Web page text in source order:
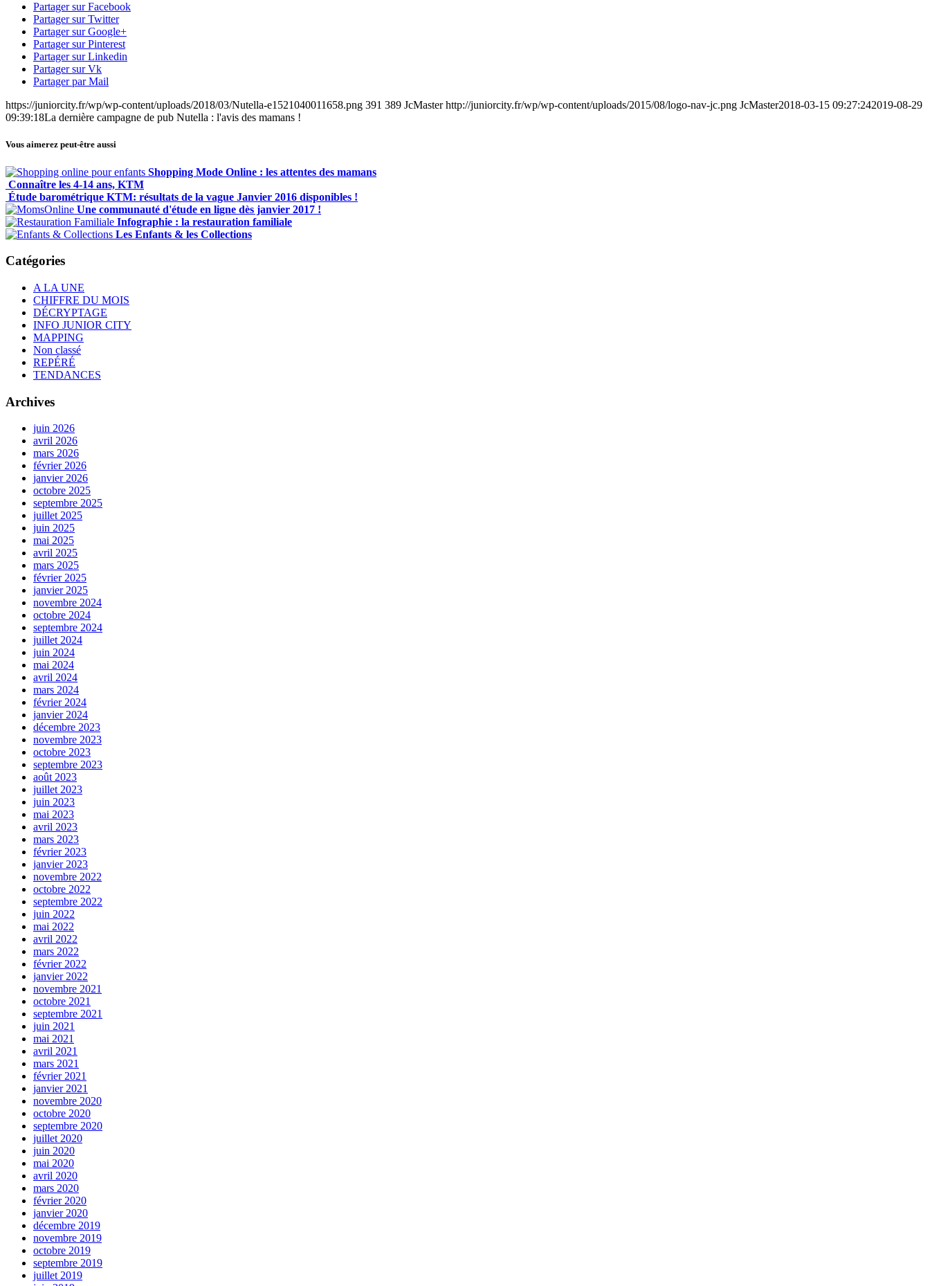
Partager sur Facebook
Partager sur Twitter
Partager sur Google+
Partager sur Pinterest
Partager sur Linkedin
Partager sur Vk
Partager par Mail
https://juniorcity.fr/wp/wp-content/uploads/2018/03/Nutella-e1521040011658.png 391 389 JcMaster http://juniorcity.fr/wp/wp-content/uploads/2015/08/logo-nav-jc.png JcMaster2018-03-15 09:27:242019-08-29
09:39:18La dernière campagne de pub Nutella : l'avis des mamans !
Vous aimerez peut-être aussi
Shopping Mode Online : les attentes des mamans
Connaître les 4-14 ans, KTM
Étude barométrique KTM: résultats de la vague Janvier 2016 disponibles !
Une communauté d'étude en ligne dès janvier 2017 !
Infographie : la restauration familiale
Les Enfants & les Collections
Catégories
A LA UNE
CHIFFRE DU MOIS
DÉCRYPTAGE
INFO JUNIOR CITY
MAPPING
Non classé
REPÉRÉ
TENDANCES
Archives
juin 2026
avril 2026
mars 2026
février 2026
janvier 2026
octobre 2025
septembre 2025
juillet 2025
juin 2025
mai 2025
avril 2025
mars 2025
février 2025
janvier 2025
novembre 2024
octobre 2024
septembre 2024
juillet 2024
juin 2024
mai 2024
avril 2024
mars 2024
février 2024
janvier 2024
décembre 2023
novembre 2023
octobre 2023
septembre 2023
août 2023
juillet 2023
juin 2023
mai 2023
avril 2023
mars 2023
février 2023
janvier 2023
novembre 2022
octobre 2022
septembre 2022
juin 2022
mai 2022
avril 2022
mars 2022
février 2022
janvier 2022
novembre 2021
octobre 2021
septembre 2021
juin 2021
mai 2021
avril 2021
mars 2021
février 2021
janvier 2021
novembre 2020
octobre 2020
septembre 2020
juillet 2020
juin 2020
mai 2020
avril 2020
mars 2020
février 2020
janvier 2020
décembre 2019
novembre 2019
octobre 2019
septembre 2019
juillet 2019